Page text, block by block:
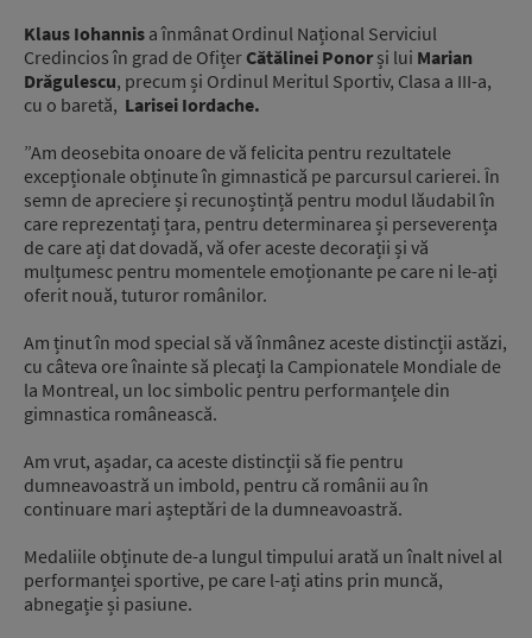
Klaus Iohannis a înmânat Ordinul Național Serviciul
Credincios în grad de Ofițer Cătălinei Ponorși lui Marian
Drăgulescu, precum și Ordinul Meritul Sportiv, Clasa a III-a,
cu o baretă, Larisei Iordache.
”Am deosebita onoare de vă felicita pentru rezultatele
excepționale obținute în gimnastică pe parcursul carierei. În
semn de apreciere și recunoștință pentru modul lăudabil în
care reprezentați țara, pentru determinarea și perseverența
de care ați dat dovadă, vă ofer aceste decorații și vă
mulțumesc pentru momentele emoționante pe care ni le-ați
oferit nouă, tuturor românilor.
Am ținut în mod special să vă înmânez aceste distincții astăzi,
cu câteva ore înainte să plecați la Campionatele Mondiale de
la Montreal, un loc simbolic pentru performanțele din
gimnastica românească.
Am vrut, așadar, ca aceste distincții să fie pentru
dumneavoastră un imbold, pentru că românii au în
continuare mari așteptări de la dumneavoastră.
Medaliile obținute de-a lungul timpului arată un înalt nivel al
performanței sportive, pe care l-ați atins prin muncă,
abnegație și pasiune.